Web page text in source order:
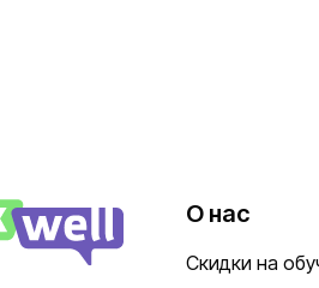
О нас
Скидки на